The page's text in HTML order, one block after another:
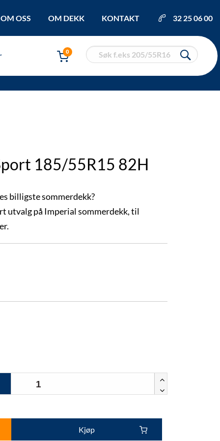
OM OSS OM DEKK KONTAKT 32 25 06 00
0
185/55R15 82H
billigste sommerdekk?
utvalg på Imperial sommerdekk, til
Kjøp